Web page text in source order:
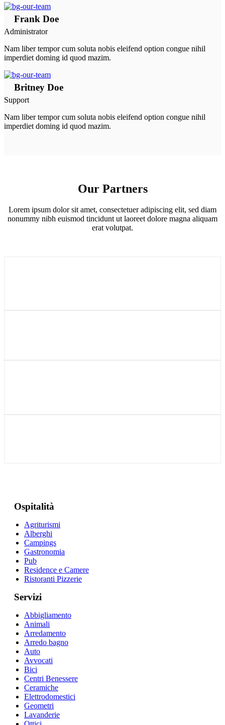
Frank Doe
Administrator
Nam liber tempor cum soluta nobis eleifend option congue nihil
imperdiet doming id quod mazim.
Britney Doe
Support
Nam liber tempor cum soluta nobis eleifend option congue nihil
imperdiet doming id quod mazim.
Our Partners
Lorem ipsum dolor sit amet, consectetuer adipiscing elit, sed diam
nonummy nibh euismod tincidunt ut laoreet dolore magna aliquam
erat volutpat.
Ospitalità
Agriturismi
Alberghi
Campings
Gastronomia
Pub
Residence e Camere
Ristoranti Pizzerie
Servizi
Abbigliamento
Animali
Arredamento
Arredo bagno
Auto
Avvocati
Bici
Centri Benessere
Ceramiche
Elettrodomestici
Geometri
Lavanderie